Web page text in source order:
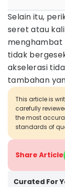
Selain itu,
seret atau
menghambat
tidak
akselerasi
tambahan
This article is
carefully
the most
standards of
Share Article
Curated For